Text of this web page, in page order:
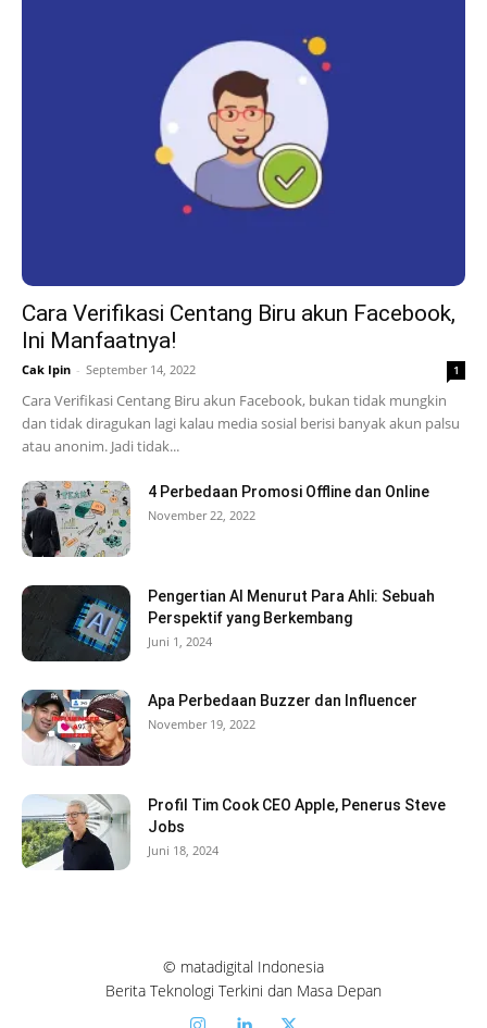
Cara Verifikasi Centang Biru akun Facebook,
Ini Manfaatnya!
Cak Ipin - September 14, 2022 1
Cara Verifikasi Centang Biru akun Facebook, bukan tidak mungkin
dan tidak diragukan lagi kalau media sosial berisi banyak akun palsu
atau anonim. Jadi tidak...
4 Perbedaan Promosi Offline dan Online
November 22, 2022
Pengertian AI Menurut Para Ahli: Sebuah
Perspektif yang Berkembang
Juni 1, 2024
Apa Perbedaan Buzzer dan Influencer
November 19, 2022
Profil Tim Cook CEO Apple, Penerus Steve
Jobs
Juni 18, 2024
© matadigital Indonesia
Berita Teknologi Terkini dan Masa Depan